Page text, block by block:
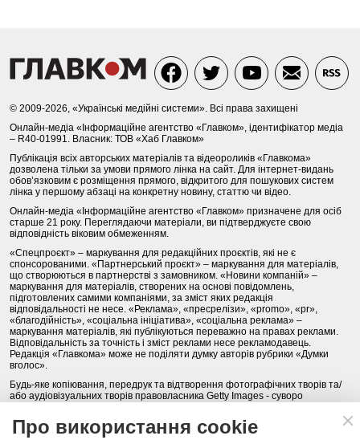
© 2009-2026, «Українські медійні системи». Всі права захищені
Онлайн-медіа «Інформаційне агентство «Главком», ідентифікатор медіа
– R40-01991. Власник: ТОВ «Хаб Главком»
Публікація всіх авторських матеріалів та відеороликів «Главкома»
дозволена тільки за умови прямого лінка на сайт. Для інтернет-видань
обов’язковим є розміщення прямого, відкритого для пошукових систем
лінка у першому абзаці на конкретну новину, статтю чи відео.
Онлайн-медіа «Інформаційне агентство «Главком» призначене для осіб
старше 21 року. Переглядаючи матеріали, ви підтверджуєте свою
відповідність віковим обмеженням.
«Спецпроєкт» – маркування для редакційних проєктів, які не є
спонсорованими. «Партнерський проєкт» – маркування для матеріалів,
що створюються в партнерстві з замовником. «Новини компаній» –
маркування для матеріалів, створених на основі повідомлень,
підготовлених самими компаніями, за зміст яких редакція
відповідальності не несе. «Реклама», «пресрелізи», «promo», «pr»,
«благодійність», «соціальна ініціатива», «соціальна реклама» –
маркування матеріалів, які публікуються переважно на правах реклами.
Відповідальність за точність і зміст реклами несе рекламодавець.
Редакція «Главкома» може не поділяти думку авторів рубрики «Думки
вголос».
Будь-яке копіювання, передрук та відтворення фотографічних творів та/
або аудіовізуальних творів правовласника Getty Images - суворо
Політика конфіденційності (Privacy Policy). Правила сайту
Про використання cookie